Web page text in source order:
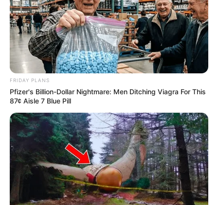
FRIDAY PLANS
Pfizer's Billion-Dollar Nightmare: Men Ditching Viagra For This
87¢ Aisle 7 Blue Pill